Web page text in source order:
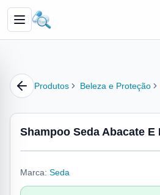
Produtos Beleza e Proteção
Shampoo Seda Abacate E
Marca: Seda